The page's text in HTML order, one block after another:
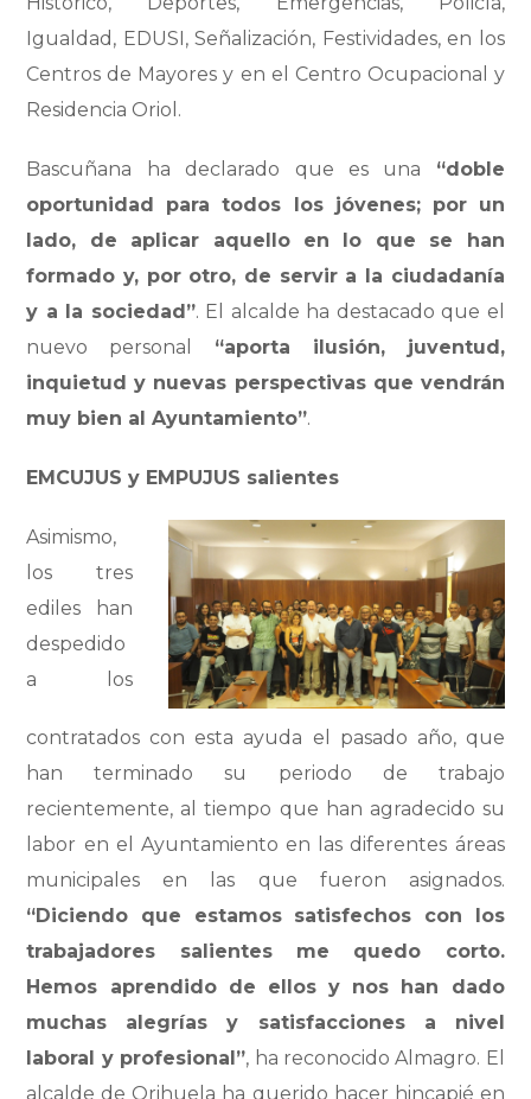
Igualdad, EDUSI, Señalización, Festividades, en los
Centros de Mayores y en el Centro Ocupacional y
Residencia Oriol.
Bascuñana ha declarado que es una “doble
oportunidad para todos los jóvenes; por un
lado, de aplicar aquello en lo que se han
formado y, por otro, de servir a la ciudadanía
y a la sociedad”. El alcalde ha destacado que el
nuevo personal “aporta ilusión, juventud,
inquietud y nuevas perspectivas que vendrán
muy bien al Ayuntamiento”.
EMCUJUS y EMPUJUS salientes
Asimismo,
los tres
ediles han
despedido
a los
contratados con esta ayuda el pasado año, que
han terminado su periodo de trabajo
recientemente, al tiempo que han agradecido su
labor en el Ayuntamiento en las diferentes áreas
municipales en las que fueron asignados.
“Diciendo que estamos satisfechos con los
trabajadores salientes me quedo corto.
Hemos aprendido de ellos y nos han dado
muchas alegrías y satisfacciones a nivel
laboral y profesional”, ha reconocido Almagro. El
alcalde de Orihuela ha querido hacer hincapié en